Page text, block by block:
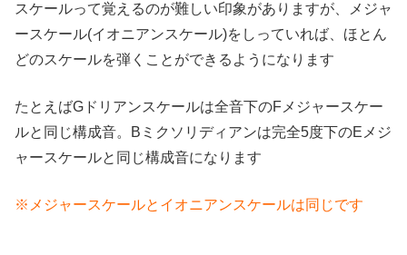
スケールって覚えるのが難しい印象がありますが、メジャ
ースケール(イオニアンスケール)をしっていれば、ほとん
どのスケールを弾くことができるようになります
たとえばGドリアンスケールは全音下のFメジャースケー
ルと同じ構成音。Bミクソリディアンは完全5度下のEメジ
ャースケールと同じ構成音になります
※メジャースケールとイオニアンスケールは同じです